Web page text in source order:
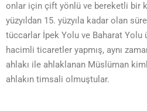
onlar için çift yönlü ve bereketli bir
yüzyıldan 15. yüzyıla kadar olan
tüccarlar İpek Yolu ve Baharat Yolu
hacimli ticaretler yapmış, aynı
ahlakı ile ahlaklanan Müslüman
ahlakın timsali olmuştular.